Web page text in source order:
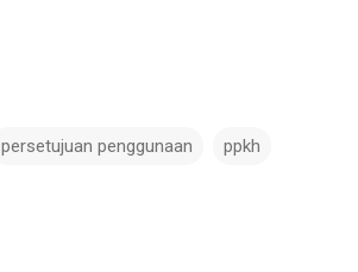
persetujuan penggunaan ppkh